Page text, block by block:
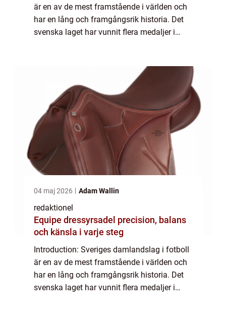
är en av de mest framstående i världen och
har en lång och framgångsrik historia. Det
svenska laget har vunnit flera medaljer i
04 maj 2026 Adam Wallin
redaktionel
Equipe dressyrsadel precision, balans
och känsla i varje steg
Introduction: Sveriges damlandslag i fotboll
är en av de mest framstående i världen och
har en lång och framgångsrik historia. Det
svenska laget har vunnit flera medaljer i